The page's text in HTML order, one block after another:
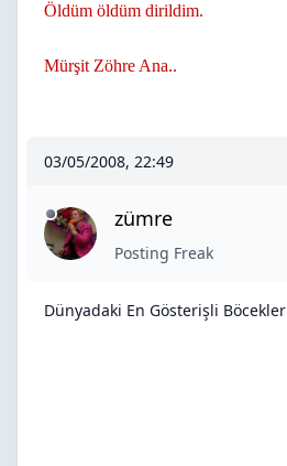
Öldüm öldüm dirildim.
Mürşit Zöhre Ana..
03/05/2008, 22:49
zümre
Posting Freak
Dünyadaki En Gösterişli Böcekler